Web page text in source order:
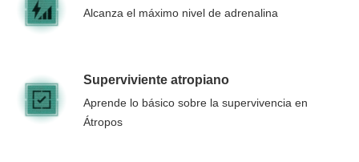
Alcanza el máximo nivel de adrenalina
Superviviente atropiano
Aprende lo básico sobre la supervivencia en
Átropos